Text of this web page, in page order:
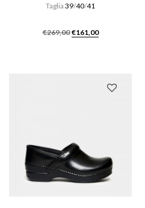
Taglia 39/40/41
€269,00 Il
€161,00Il